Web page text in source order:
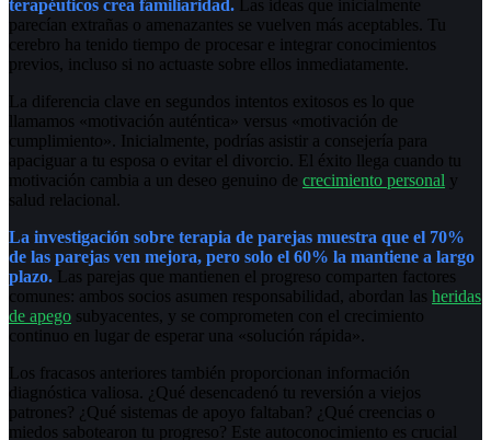
terapéuticos crea familiaridad. Las ideas que inicialmente
parecían extrañas o amenazantes se vuelven más aceptables. Tu
cerebro ha tenido tiempo de procesar e integrar conocimientos
previos, incluso si no actuaste sobre ellos inmediatamente.
La diferencia clave en segundos intentos exitosos es lo que
llamamos «motivación auténtica» versus «motivación de
cumplimiento». Inicialmente, podrías asistir a consejería para
apaciguar a tu esposa o evitar el divorcio. El éxito llega cuando tu
motivación cambia a un deseo genuino de crecimiento personal y
salud relacional.
La investigación sobre terapia de parejas muestra que el 70%
de las parejas ven mejora, pero solo el 60% la mantiene a largo
plazo. Las parejas que mantienen el progreso comparten factores
comunes: ambos socios asumen responsabilidad, abordan las heridas
de apego subyacentes, y se comprometen con el crecimiento
continuo en lugar de esperar una «solución rápida».
Los fracasos anteriores también proporcionan información
diagnóstica valiosa. ¿Qué desencadenó tu reversión a viejos
patrones? ¿Qué sistemas de apoyo faltaban? ¿Qué creencias o
miedos sabotearon tu progreso? Este autoconocimiento es crucial